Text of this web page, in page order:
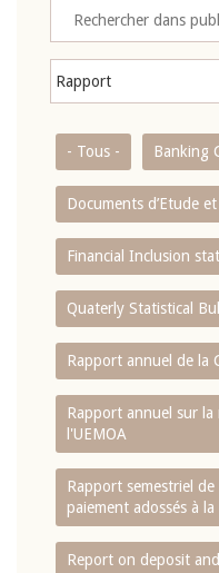
- Tous - Banking
Documents d’Etude
Financial Inclusion
Quaterly Statistical
Rapport annuel de la
Rapport annuel sur
l'UEMOA
Rapport semestriel de
paiement adossés à
Report on deposit